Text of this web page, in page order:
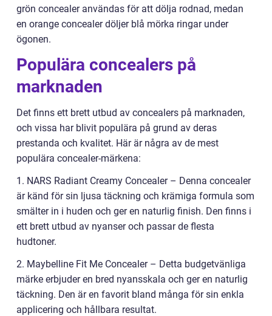
grön concealer användas för att dölja rodnad, medan
en orange concealer döljer blå mörka ringar under
ögonen.
Populära concealers på
marknaden
Det finns ett brett utbud av concealers på marknaden,
och vissa har blivit populära på grund av deras
prestanda och kvalitet. Här är några av de mest
populära concealer-märkena:
1. NARS Radiant Creamy Concealer – Denna concealer
är känd för sin ljusa täckning och krämiga formula som
smälter in i huden och ger en naturlig finish. Den finns i
ett brett utbud av nyanser och passar de flesta
hudtoner.
2. Maybelline Fit Me Concealer – Detta budgetvänliga
märke erbjuder en bred nyansskala och ger en naturlig
täckning. Den är en favorit bland många för sin enkla
applicering och hållbara resultat.